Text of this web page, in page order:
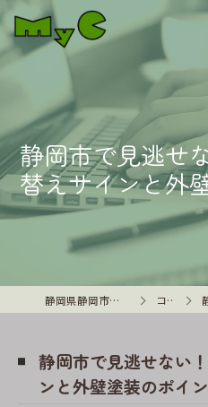
静岡市で見逃せ
替えサインと外
静岡県静岡市の外壁塗装はMyC コラム
静岡市で見逃せない
ンと外壁塗装のポイ